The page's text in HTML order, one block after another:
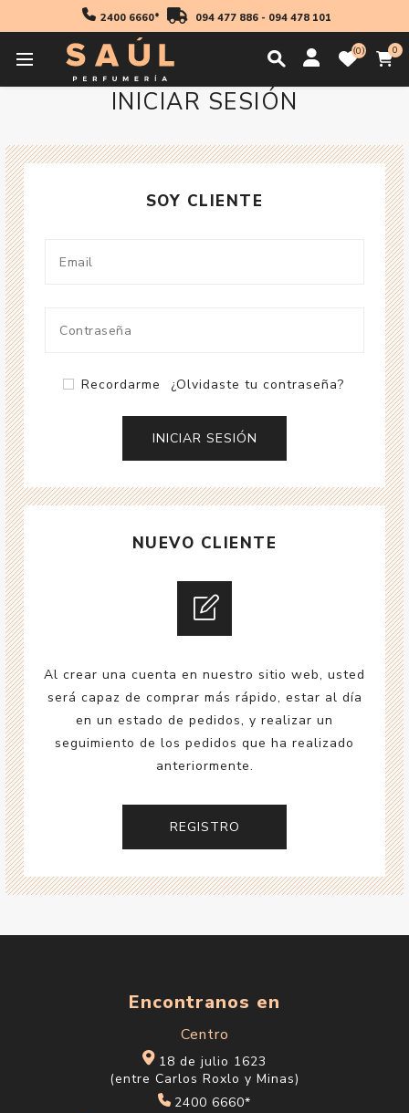
2400 6660* 094 477 886- 094 478 101
0 0
INICIAR SESIÓN
SOY CLIENTE
Recordarme ¿Olvidaste tu contraseña?
NUEVO CLIENTE
Al crear una cuenta en nuestro sitio web, usted
será capaz de comprar más rápido, estar al día
en un estado de pedidos, y realizar un
seguimiento de los pedidos que ha realizado
anteriormente.
Encontranos en
Centro
18 de julio 1623
(entre Carlos Roxlo y Minas)
2400 6660*